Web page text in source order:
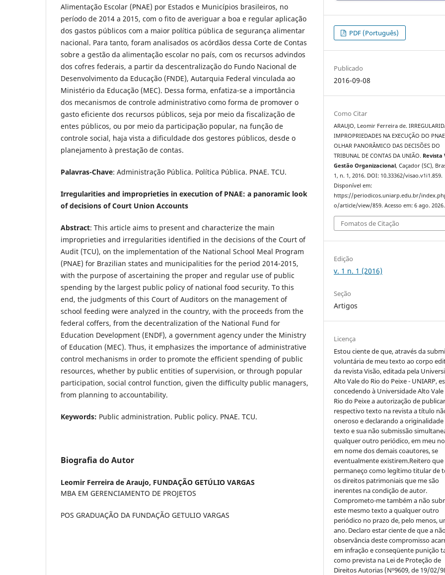
Alimentação Escolar (PNAE) por Estados e Municípios brasileiros, no
período de 2014 a 2015, com o fito de averiguar a boa e regular aplicação
dos gastos públicos com a maior política pública de segurança alimentar
nacional. Para tanto, foram analisados os acórdãos dessa Corte de Contas
sobre a gestão da alimentação escolar no país, com os recursos advindos
dos cofres federais, a partir da descentralização do Fundo Nacional de
Desenvolvimento da Educação (FNDE), Autarquia Federal vinculada ao
Ministério da Educação (MEC). Dessa forma, enfatiza-se a importância
dos mecanismos de controle administrativo como forma de promover o
gasto eficiente dos recursos públicos, seja por meio da fiscalização de
entes públicos, ou por meio da participação popular, na função de
controle social, haja vista a dificuldade dos gestores públicos, desde o
planejamento à prestação de contas.
Palavras-Chave: Administração Pública. Política Pública. PNAE. TCU.
Irregularities and improprieties in execution of PNAE: a panoramic look
of decisions of Court Union Accounts
Abstract: This article aims to present and characterize the main
improprieties and irregularities identified in the decisions of the Court of
Audit (TCU), on the implementation of the National School Meal Program
(PNAE) for Brazilian states and municipalities for the period 2014-2015,
with the purpose of ascertaining the proper and regular use of public
spending by the largest public policy of national food security. To this
end, the judgments of this Court of Auditors on the management of
school feeding were analyzed in the country, with the proceeds from the
federal coffers, from the decentralization of the National Fund for
Education Development (ENDF), a government agency under the Ministry
of Education (MEC). Thus, it emphasizes the importance of administrative
control mechanisms in order to promote the efficient spending of public
resources, whether by public entities of supervision, or through popular
participation, social control function, given the difficulty public managers,
from planning to accountability.
Keywords: Public administration. Public policy. PNAE. TCU.
Biografia do Autor
Leomir Ferreira de Araujo, FUNDAÇÃO GETÚLIO VARGAS
MBA EM GERENCIAMENTO DE PROJETOS
POS GRADUAÇÃO DA FUNDAÇÃO GETULIO VARGAS
PDF (Português)
Publicado
2016-09-08
Como Citar
ARAUJO, Leomir Ferreira de.
IMPROPRIEDADES NA EXECUÇÃO DO
OLHAR PANORÂMICO DAS DECISÕES DO
TRIBUNAL DE CONTAS DA UNIÃO. Revista
Gestão Organizacional, Caçador (SC),
1, n. 1, 2016. DOI: 10.33362/visao.v1i1.859.
Disponível em:
https://periodicos.uniarp.edu.br/
o/article/view/859. Acesso em: 6 ago. 2026.
Fomatos de Citação
Edição
v. 1 n. 1 (2016)
Seção
Artigos
Licença
Estou ciente de que, através da
voluntária de meu texto ao corpo
da revista Visão, editada pela
Alto Vale do Rio do Peixe - UNIARP,
concedendo à Universidade Alto
Rio do Peixe a autorização de
respectivo texto na revista a título
oneroso e declarando a
texto e sua não submissão
qualquer outro periódico, em meu
em nome dos demais coautores, se
eventualmente existirem.Reitero que
permaneço como legítimo titular de
os direitos patrimoniais que me são
inerentes na condição de autor.
Comprometo-me também a não
este mesmo texto a qualquer outro
periódico no prazo de, pelo menos,
ano. Declaro estar ciente de que a
observância deste compromisso
em infração e conseqüente punição
como prevista na Lei de Proteção de
Direitos Autorias (Nº9609, de 19/02/